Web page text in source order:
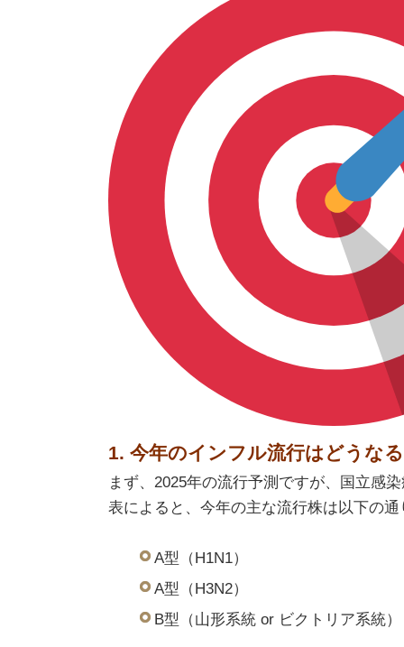
1. 今年のインフル流行はどうな
まず、2025年の流行予測ですが、国立感
表によると、今年の主な流行株は以下の通
A型（H1N1）
A型（H3N2）
B型（山形系統 or ビクトリア系統）